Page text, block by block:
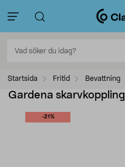
Startsida Fritid Bevattning
Gardena
-21%